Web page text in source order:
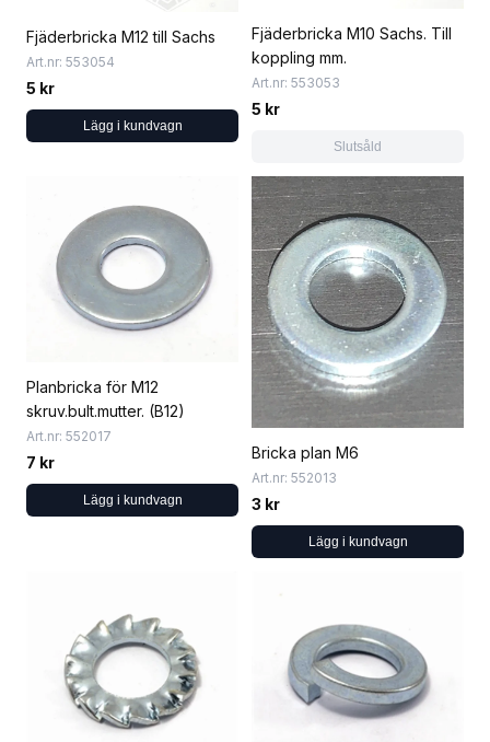
Fjäderbricka M12 till Sachs
Art.nr: 553054
5 kr
Lägg i kundvagn
Fjäderbricka M10 Sachs. Till
koppling mm.
Art.nr: 553053
5 kr
Slutsåld
Planbricka för M12
skruv.bult.mutter. (B12)
Art.nr: 552017
7 kr
Lägg i kundvagn
Bricka plan M6
Art.nr: 552013
3 kr
Lägg i kundvagn